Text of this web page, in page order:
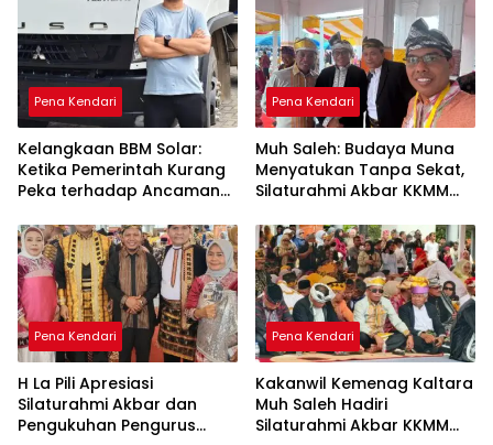
Pena Kendari
Kelangkaan BBM Solar:
Ketika Pemerintah Kurang
Peka terhadap Ancaman
Pena Kendari
Muh Saleh: Budaya Muna
Menyatukan Tanpa Sekat,
Silaturahmi Akbar KKMM
Persaudaraan
Pena Kendari
H La Pili Apresiasi
Silaturahmi Akbar dan
Pengukuhan Pengurus
Pena Kendari
Kakanwil Kemenag Kaltara
Muh Saleh Hadiri
Silaturahmi Akbar KKMM